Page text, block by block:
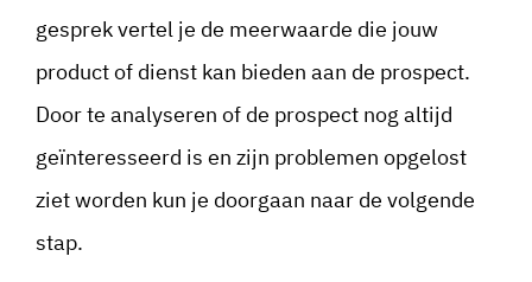
gesprek vertel je de meerwaarde die jouw
product of dienst kan bieden aan de prospect.
Door te analyseren of de prospect nog altijd
geïnteresseerd is en zijn problemen opgelost
ziet worden kun je doorgaan naar de volgende
stap.